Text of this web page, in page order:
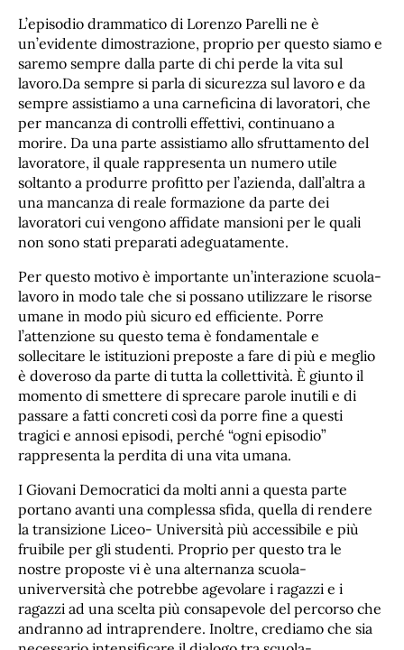
L’episodio drammatico di Lorenzo Parelli ne è
un’evidente dimostrazione, proprio per questo siamo e
saremo sempre dalla parte di chi perde la vita sul
lavoro.Da sempre si parla di sicurezza sul lavoro e da
sempre assistiamo a una carneficina di lavoratori, che
per mancanza di controlli effettivi, continuano a
morire. Da una parte assistiamo allo sfruttamento del
lavoratore, il quale rappresenta un numero utile
soltanto a produrre profitto per l’azienda, dall’altra a
una mancanza di reale formazione da parte dei
lavoratori cui vengono affidate mansioni per le quali
non sono stati preparati adeguatamente.
Per questo motivo è importante un’interazione scuola-
lavoro in modo tale che si possano utilizzare le risorse
umane in modo più sicuro ed efficiente. Porre
l’attenzione su questo tema è fondamentale e
sollecitare le istituzioni preposte a fare di più e meglio
è doveroso da parte di tutta la collettività. È giunto il
momento di smettere di sprecare parole inutili e di
passare a fatti concreti così da porre fine a questi
tragici e annosi episodi, perché “ogni episodio”
rappresenta la perdita di una vita umana.
I Giovani Democratici da molti anni a questa parte
portano avanti una complessa sfida, quella di rendere
la transizione Liceo- Università più accessibile e più
fruibile per gli studenti. Proprio per questo tra le
nostre proposte vi è una alternanza scuola-
univerversità che potrebbe agevolare i ragazzi e i
ragazzi ad una scelta più consapevole del percorso che
andranno ad intraprendere. Inoltre, crediamo che sia